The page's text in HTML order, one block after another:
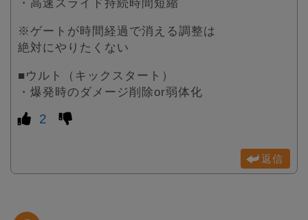
※ゲートが時間経過で消える調整は
絶対にやりたくない
■ウルト（キックスタート）
・爆発時のダメージ削除or弱体化
2
返信